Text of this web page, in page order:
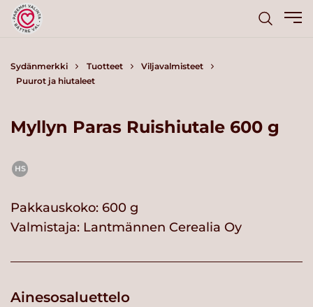
Sydänmerkki Tuotteet
Viljavalmisteet
Puurot ja hiutaleet
Myllyn Paras Ruishiutale 600 g
HS
Pakkauskoko: 600 g
Valmistaja: Lantmännen Cerealia Oy
Ainesosaluettelo